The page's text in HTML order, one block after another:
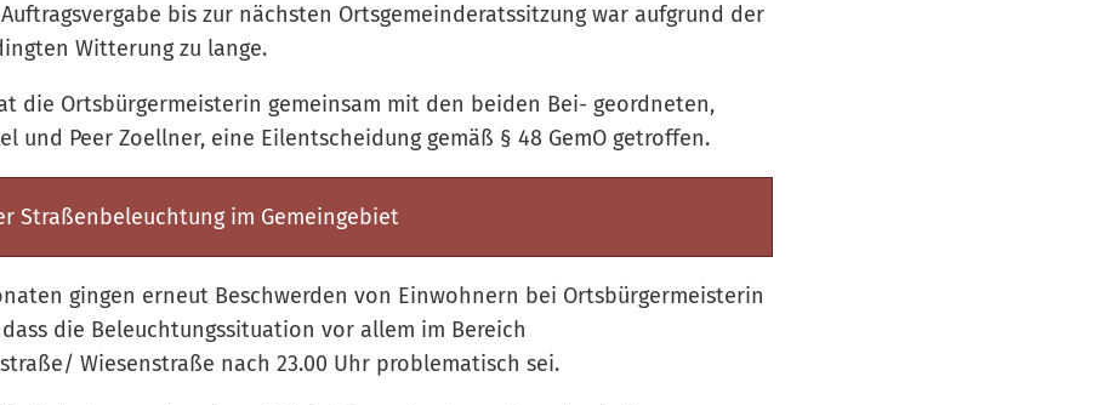
bis zur nächsten Ortsgemeinderatssitzung war aufgrund der
Witterung zu lange.
die Ortsbürgermeisterin gemeinsam mit den beiden Bei- geordneten,
und Peer Zoellner, eine Eilentscheidung gemäß § 48 GemO getroffen.
Straßenbeleuchtung im Gemeingebiet
gingen erneut Beschwerden von Einwohnern bei Ortsbürgermeisterin
die Beleuchtungssituation vor allem im Bereich
Wiesenstraße nach 23.00 Uhr problematisch sei.